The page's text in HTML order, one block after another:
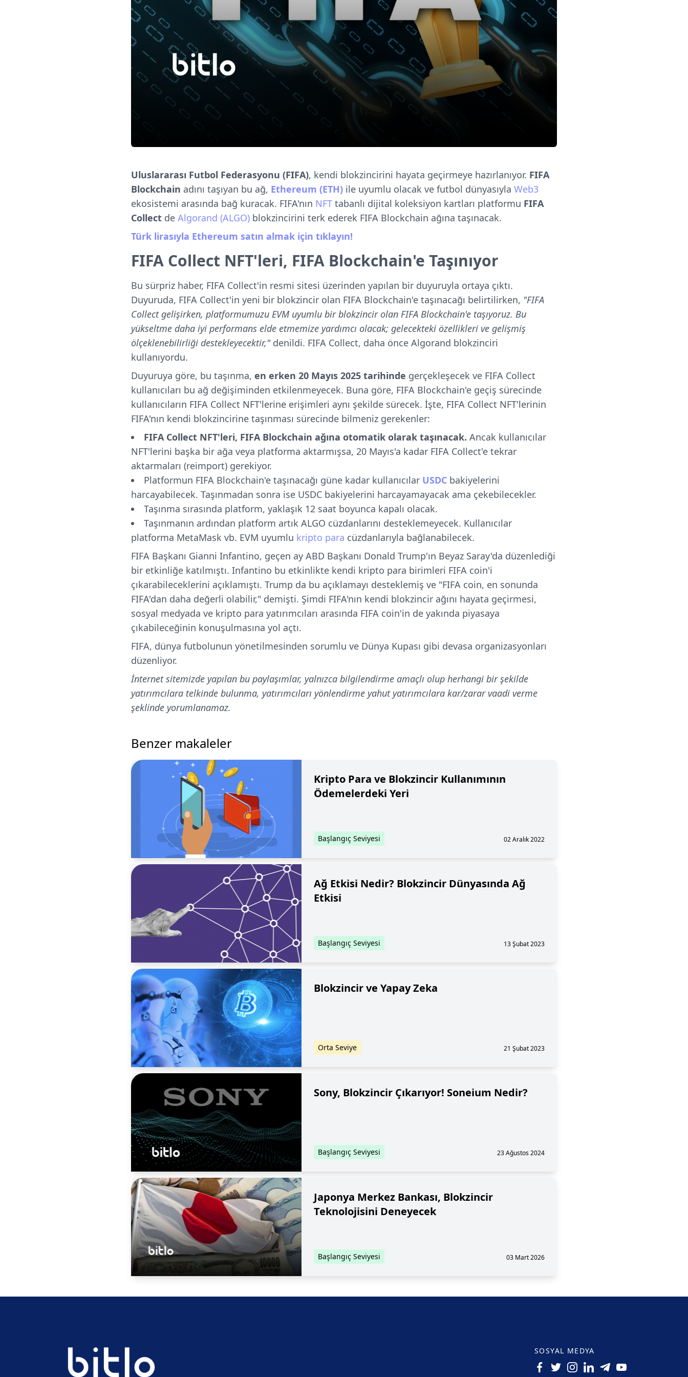
Uluslararası Futbol Federasyonu (FIFA), kendi blokzincirini hayata geçirmeye hazırlanıyor. FIFA
Blockchain adını taşıyan bu ağ, Ethereum (ETH) ile uyumlu olacak ve futbol dünyasıyla Web3
ekosistemi arasında bağ kuracak. FIFA'nın NFT tabanlı dijital koleksiyon kartları platformu FIFA
Collect de Algorand (ALGO) blokzincirini terk ederek FIFA Blockchain ağına taşınacak.
Türk lirasıyla Ethereum satın almak için tıklayın!
FIFA Collect NFT'leri, FIFA Blockchain'e Taşınıyor
Bu sürpriz haber, FIFA Collect'in resmi sitesi üzerinden yapılan bir duyuruyla ortaya çıktı.
Duyuruda, FIFA Collect'in yeni bir blokzincir olan FIFA Blockchain'e taşınacağı belirtilirken, "FIFA
Collect gelişirken, platformumuzu EVM uyumlu bir blokzincir olan FIFA Blockchain'e taşıyoruz. Bu
yükseltme daha iyi performans elde etmemize yardımcı olacak; gelecekteki özellikleri ve gelişmiş
ölçeklenebilirliği destekleyecektir,"denildi. FIFA Collect, daha önce Algorand blokzinciri
kullanıyordu.
Duyuruya göre, bu taşınma, en erken 20 Mayıs 2025 tarihinde gerçekleşecek ve FIFA Collect
kullanıcıları bu ağ değişiminden etkilenmeyecek. Buna göre, FIFA Blockchain'e geçiş sürecinde
kullanıcıların FIFA Collect NFT'lerine erişimleri aynı şekilde sürecek. İşte, FIFA Collect NFT'lerinin
FIFA'nın kendi blokzincirine taşınması sürecinde bilmeniz gerekenler:
FIFA Collect NFT'leri, FIFA Blockchain ağına otomatik olarak taşınacak. Ancak kullanıcılar
NFT'lerini başka bir ağa veya platforma aktarmışsa, 20 Mayıs'a kadar FIFA Collect'e tekrar
aktarmaları (reimport) gerekiyor.
Platformun FIFA Blockchain'e taşınacağı güne kadar kullanıcılar USDC bakiyelerini
harcayabilecek. Taşınmadan sonra ise USDC bakiyelerini harcayamayacak ama çekebilecekler.
Taşınma sırasında platform, yaklaşık 12 saat boyunca kapalı olacak.
Taşınmanın ardından platform artık ALGO cüzdanlarını desteklemeyecek. Kullanıcılar
platforma MetaMask vb. EVM uyumlu kripto para cüzdanlarıyla bağlanabilecek.
FIFA Başkanı Gianni Infantino, geçen ay ABD Başkanı Donald Trump'ın Beyaz Saray'da düzenlediği
bir etkinliğe katılmıştı. Infantino bu etkinlikte kendi kripto para birimleri FIFA coin'i
çıkarabileceklerini açıklamıştı. Trump da bu açıklamayı desteklemiş ve "FIFA coin, en sonunda
FIFA'dan daha değerli olabilir," demişti. Şimdi FIFA'nın kendi blokzincir ağını hayata geçirmesi,
sosyal medyada ve kripto para yatırımcıları arasında FIFA coin'in de yakında piyasaya
çıkabileceğinin konuşulmasına yol açtı.
FIFA, dünya futbolunun yönetilmesinden sorumlu ve Dünya Kupası gibi devasa organizasyonları
düzenliyor.
İnternet sitemizde yapılan bu paylaşımlar, yalnızca bilgilendirme amaçlı olup herhangi bir şekilde
yatırımcılara telkinde bulunma, yatırımcıları yönlendirme yahut yatırımcılara kar/zarar vaadi verme
şeklinde yorumlanamaz.
Benzer makaleler
Kripto Para ve Blokzincir Kullanımının
Ödemelerdeki Yeri
Başlangıç Seviyesi 02 Aralık 2022
Ağ Etkisi Nedir? Blokzincir Dünyasında Ağ
Etkisi
Başlangıç Seviyesi 13 Şubat 2023
Blokzincir ve Yapay Zeka
Orta Seviye 21 Şubat 2023
Sony, Blokzincir Çıkarıyor! Soneium Nedir?
Başlangıç Seviyesi 23 Ağustos 2024
Japonya Merkez Bankası, Blokzincir
Teknolojisini Deneyecek
Başlangıç Seviyesi 03 Mart 2026
SOSYAL MEDYA